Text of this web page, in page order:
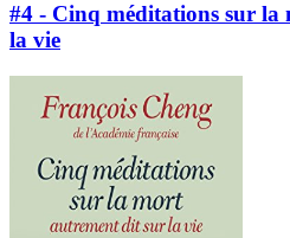
#4 - Cinq méditations sur
la vie